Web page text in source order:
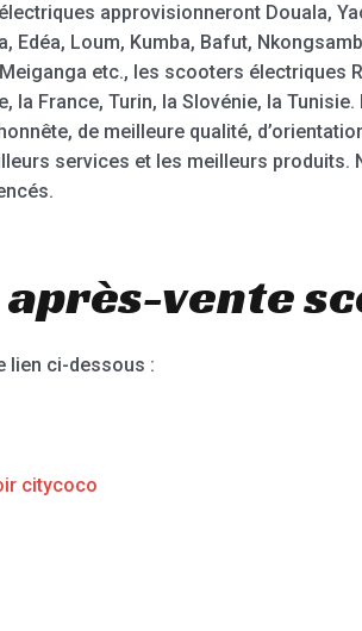
approvisionneront Douala,
Edéa, Loum, Kumba, Bafut,
etc., les scooters électriques
la France, Turin, la Slovénie, la
de meilleure qualité,
services et les meilleurs
vente
lien ci-dessous :
citycoco